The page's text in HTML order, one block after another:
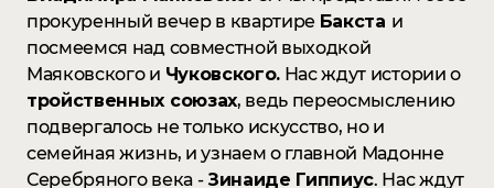
прокуренный вечер в квартире Бакста и
посмеемся над совместной выходкой
Маяковского и Чуковского. Нас ждут истории о
тройственных союзах, ведь переосмыслению
подвергалось не только искусство, но и
семейная жизнь, и узнаем о главной Мадонне
Серебряного века - Зинаиде Гиппиус. Нас ждут